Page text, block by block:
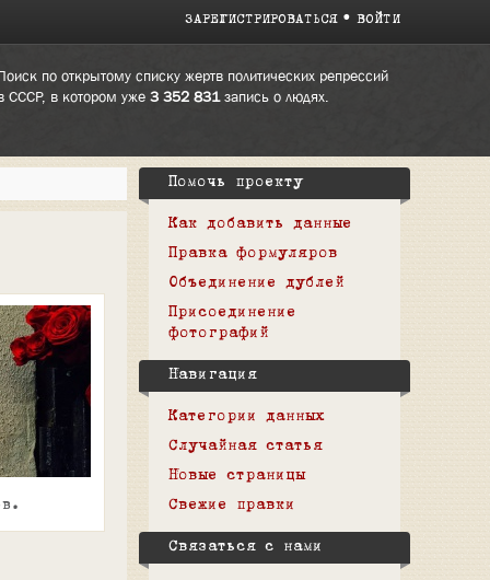
ЗАРЕГИСТРИРОВАТЬСЯ ВОЙТИ
по открытому списку жертв политических репрессий
СССР, в котором уже 3 352 831запись о людях.
Помочь проекту
Как добавить данные
Правка формуляров
Объединение дублей
Присоединение
фотографий
Навигация
Категории данных
Случайная статья
Новые страницы
Свежие правки
Связаться с нами